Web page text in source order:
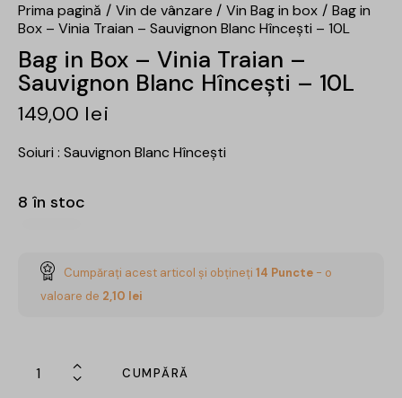
Prima pagină Vin de vânzare Vin Bag in box
Bag in
Box – Vinia Traian – Sauvignon Blanc Hîncești – 10L
Bag in Box – Vinia Traian –
Sauvignon Blanc Hîncești – 10L
149,00 lei
Soiuri : Sauvignon Blanc Hîncești
8 în stoc
Cumpărați acest articol și obțineți 14 Puncte - o
valoare de 2,10 lei
CUMPĂRĂ